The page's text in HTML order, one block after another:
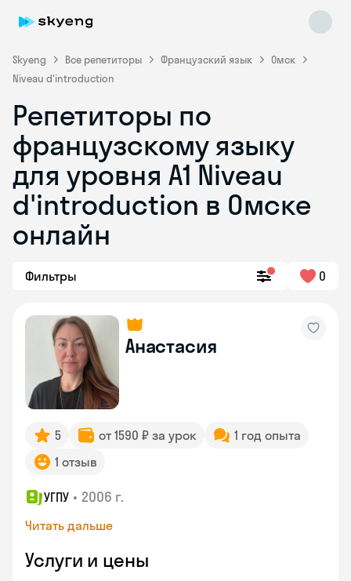
Skyeng Все репетиторы Французский язык
Омск
Niveau d'introduction
Репетиторы по
французскому языку
для уровня A1 Niveau
d'introduction в Омске
онлайн
Фильтры 0
Анастасия
5 от 1590 ₽ за урок
1 год опыта
1 отзыв
УГПУ • 2006 г.
Читать дальше
Услуги и цены
Skyeng Chat